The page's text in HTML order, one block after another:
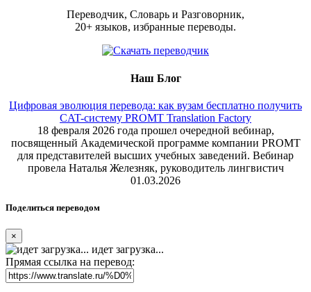
Переводчик, Словарь и Разговорник,
20+ языков, избранные переводы.
Наш Блог
Цифровая эволюция перевода: как вузам бесплатно получить
CAT-систему PROMT Translation Factory
18 февраля 2026 года прошел очередной вебинар,
посвященный Академической программе компании PROMT
для представителей высших учебных заведений. Вебинар
провела Наталья Железняк, руководитель лингвистич
01.03.2026
Поделиться переводом
×
идет загрузка...
Прямая ссылка на перевод: